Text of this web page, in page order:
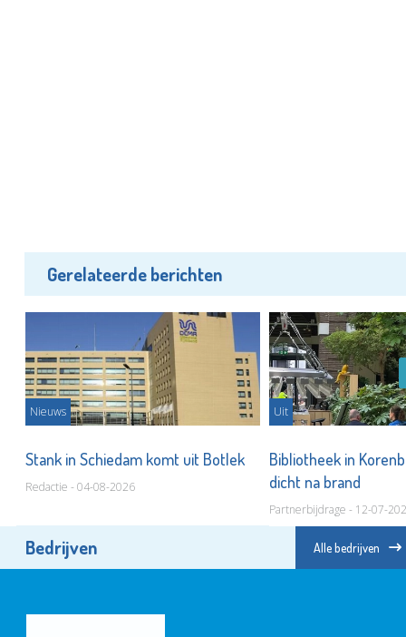
Gerelateerde berichten
Nieuws
Stank in Schiedam komt uit Botlek
Redactie - 04-08-2026
Uit
Bibliotheek in
dicht na brand
Partnerbijdrage - 12-07-
Bedrijven Alle bedrijven